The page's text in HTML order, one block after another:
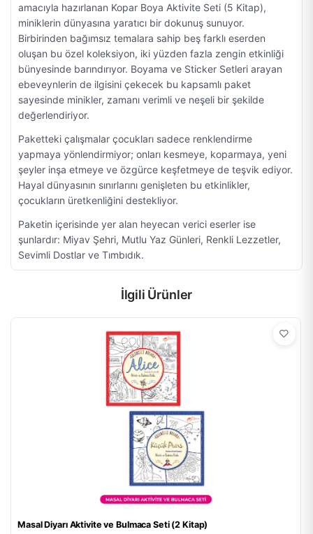
amacıyla hazırlanan Kopar Boya Aktivite Seti (5 Kitap),
miniklerin dünyasına yaratıcı bir dokunuş sunuyor.
Birbirinden bağımsız temalara sahip beş farklı eserden
oluşan bu özel koleksiyon, iki yüzden fazla zengin etkinliği
bünyesinde barındırıyor. Boyama ve Sticker Setleri arayan
ebeveynlerin de ilgisini çekecek bu kapsamlı paket
sayesinde minikler, zamanı verimli ve neşeli bir şekilde
değerlendiriyor.
Paketteki çalışmalar çocukları sadece renklendirme
yapmaya yönlendirmiyor; onları kesmeye, koparmaya, yeni
şeyler inşa etmeye ve özgürce keşfetmeye de teşvik ediyor.
Hayal dünyasının sınırlarını genişleten bu etkinlikler,
çocukların üretkenliğini destekliyor.
Paketin içerisinde yer alan heyecan verici eserler ise
şunlardır: Miyav Şehri, Mutlu Yaz Günleri, Renkli Lezzetler,
Sevimli Dostlar ve Tımbıdık.
İlgili Ürünler
Masal Diyarı Aktivite ve Bulmaca Seti (2 Kitap)